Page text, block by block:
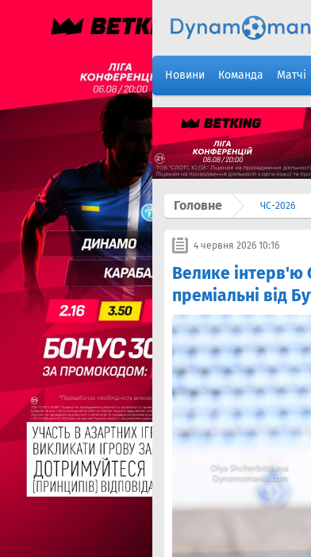
Новини Команда Матчі
Головне ЧС-2026
4 червня 2026 10:16
Велике інтерв'ю
преміальні від